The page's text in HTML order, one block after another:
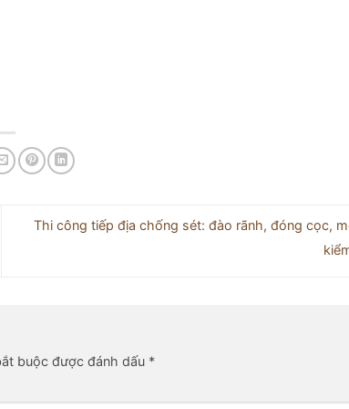
Thi công tiếp địa chống sét: đào rãnh, đóng cọc,
buộc được đánh dấu *